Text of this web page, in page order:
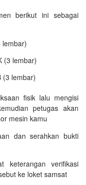
berikut ini sebagai
lembar)
(3 lembar)
(3 lembar)
fisik lalu mengisi
petugas akan
mesin kamu
dan serahkan bukti
keterangan verifikasi
ke loket samsat